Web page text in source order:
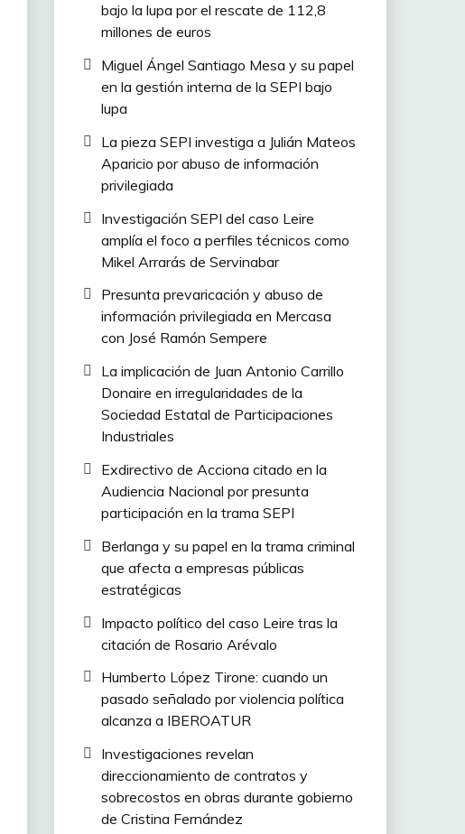
bajo la lupa por el rescate de 112,8
millones de euros
Miguel Ángel Santiago Mesa y su papel
en la gestión interna de la SEPI bajo
lupa
La pieza SEPI investiga a Julián Mateos
Aparicio por abuso de información
privilegiada
Investigación SEPI del caso Leire
amplía el foco a perfiles técnicos como
Mikel Arrarás de Servinabar
Presunta prevaricación y abuso de
información privilegiada en Mercasa
con José Ramón Sempere
La implicación de Juan Antonio Carrillo
Donaire en irregularidades de la
Sociedad Estatal de Participaciones
Industriales
Exdirectivo de Acciona citado en la
Audiencia Nacional por presunta
participación en la trama SEPI
Berlanga y su papel en la trama criminal
que afecta a empresas públicas
estratégicas
Impacto político del caso Leire tras la
citación de Rosario Arévalo
Humberto López Tirone: cuando un
pasado señalado por violencia política
alcanza a IBEROATUR
Investigaciones revelan
direccionamiento de contratos y
sobrecostos en obras durante gobierno
de Cristina Fernández